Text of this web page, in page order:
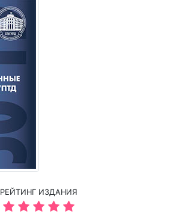
РЕЙТИНГ ИЗДАНИЯ